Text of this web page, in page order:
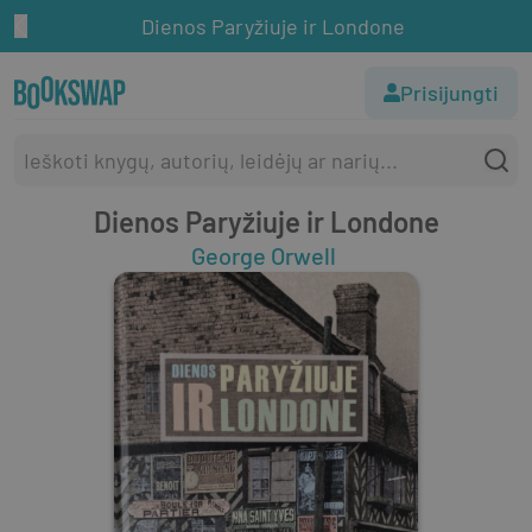
Dienos Paryžiuje ir Londone
Prisijungti
Dienos Paryžiuje ir Londone
George Orwell